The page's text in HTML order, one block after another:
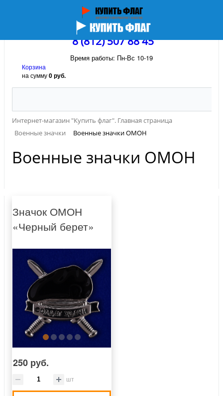
8 (812) 507 88 45
Время работы: Пн-Вс 10-19
Корзина
на сумму0 руб.
Интернет-магазин "Купить флаг". Главная страница
Военные значки
Военные значки ОМОН
Военные значки ОМОН
Значок ОМОН
«Черный берет»
250 руб.
шт